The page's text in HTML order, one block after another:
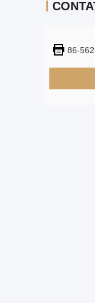
86-